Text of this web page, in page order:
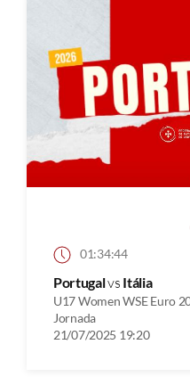
01:34:44
Portugalvs Itália
U17 Women WSE Euro
Jornada
21/07/2025 19:20